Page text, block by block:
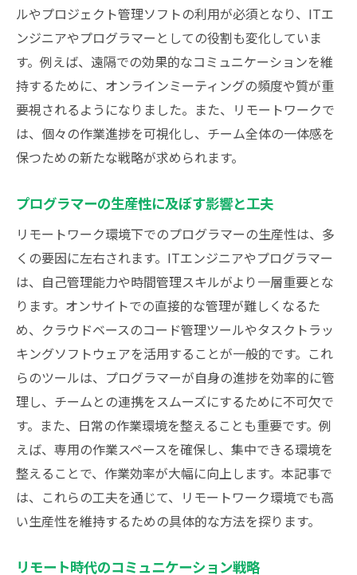
ルやプロジェクト管理ソフトの利用が必須となり、ITエ
ンジニアやプログラマーとしての役割も変化していま
す。例えば、遠隔での効果的なコミュニケーションを維
持するために、オンラインミーティングの頻度や質が重
要視されるようになりました。また、リモートワークで
は、個々の作業進捗を可視化し、チーム全体の一体感を
保つための新たな戦略が求められます。
プログラマーの生産性に及ぼす影響と工夫
リモートワーク環境下でのプログラマーの生産性は、多
くの要因に左右されます。ITエンジニアやプログラマー
は、自己管理能力や時間管理スキルがより一層重要とな
ります。オンサイトでの直接的な管理が難しくなるた
め、クラウドベースのコード管理ツールやタスクトラッ
キングソフトウェアを活用することが一般的です。これ
らのツールは、プログラマーが自身の進捗を効率的に管
理し、チームとの連携をスムーズにするために不可欠で
す。また、日常の作業環境を整えることも重要です。例
えば、専用の作業スペースを確保し、集中できる環境を
整えることで、作業効率が大幅に向上します。本記事で
は、これらの工夫を通じて、リモートワーク環境でも高
い生産性を維持するための具体的な方法を探ります。
リモート時代のコミュニケーション戦略